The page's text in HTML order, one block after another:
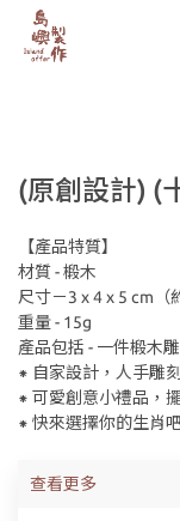
(原創設計) (
【產品特質】
材質 - 椴木
尺寸－3 x 4 x 5 cm（
重量 - 15g
產品包括 - 一件椴木
⁕ 自家設計，人手雕
⁕ 可愛創意小禮品，
⁕ 快來選擇你的生肖
查看更多